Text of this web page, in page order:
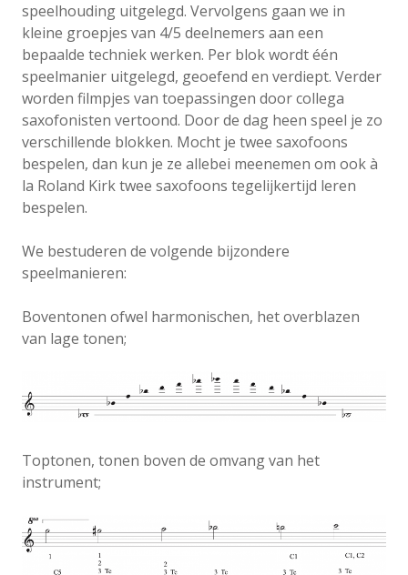
speelhouding uitgelegd. Vervolgens gaan we in
kleine groepjes van 4/5 deelnemers aan een
bepaalde techniek werken. Per blok wordt één
speelmanier uitgelegd, geoefend en verdiept. Verder
worden filmpjes van toepassingen door collega
saxofonisten vertoond. Door de dag heen speel je zo
verschillende blokken. Mocht je twee saxofoons
bespelen, dan kun je ze allebei meenemen om ook à
la Roland Kirk twee saxofoons tegelijkertijd leren
bespelen.
We bestuderen de volgende bijzondere
speelmanieren:
Boventonen ofwel harmonischen, het overblazen
van lage tonen;
Toptonen, tonen boven de omvang van het
instrument;